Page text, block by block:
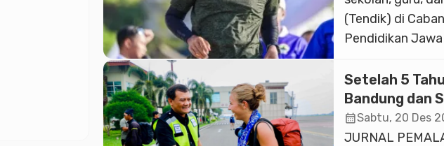
(Tendik) di
Pendidikan
Selo, Kabupaten
2026. Mereka
bersama dalam
memperingati
Setelah 5
Bandung dan
Mengudara
calendar_monthSabtu, 20 Des
JURNAL